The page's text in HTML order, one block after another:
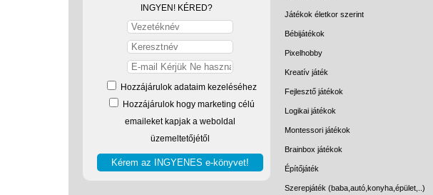
INGYEN! KÉRED?
Hozzájárulok adataim kezeléséhez
Hozzájárulok hogy marketing célú
emaileket kapjak a weboldal
üzemeltetőjétől
Játékok életkor szerint
Bébijátékok
Pixelhobby
Kreatív játék
Fejlesztő játékok
Logikai játékok
Montessori játékok
Brainbox játékok
Építőjáték
Szerepjáték (baba,autó,konyha,épület,..)